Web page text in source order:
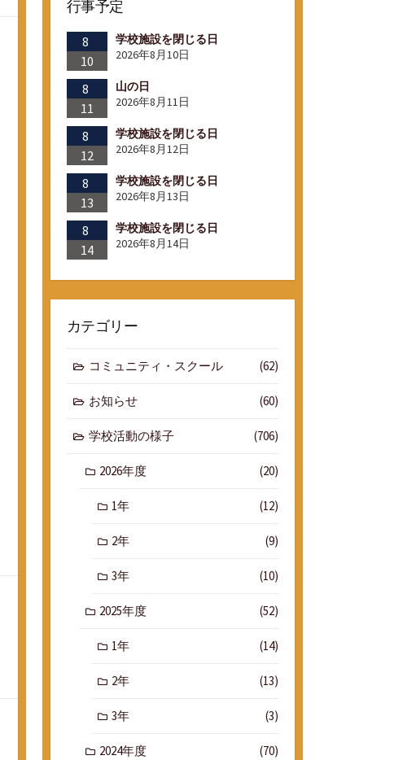
行事予定
8
10
学校施設を閉じる日
2026年8月10日
8
11
山の日
2026年8月11日
8
12
学校施設を閉じる日
2026年8月12日
8
13
学校施設を閉じる日
2026年8月13日
8
14
学校施設を閉じる日
2026年8月14日
カテゴリー
コミュニティ・スクール (62)
お知らせ (60)
学校活動の様子 (706)
2026年度 (20)
1年 (12)
2年 (9)
3年 (10)
2025年度 (52)
1年 (14)
2年 (13)
3年 (3)
2024年度 (70)